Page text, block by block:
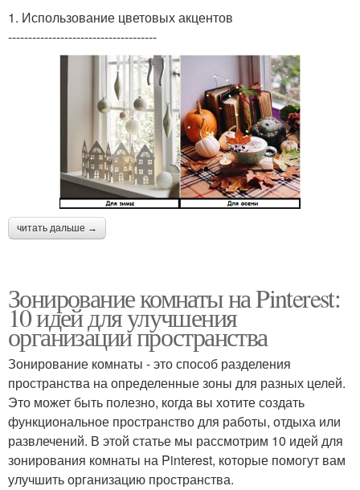
1. Использование цветовых акцентов
-------------------------------------
читать дальше →
Зонирование комнаты на Pinterest:
10 идей для улучшения
организации пространства
Зонирование комнаты - это способ разделения
пространства на определенные зоны для разных целей.
Это может быть полезно, когда вы хотите создать
функциональное пространство для работы, отдыха или
развлечений. В этой статье мы рассмотрим 10 идей для
зонирования комнаты на Pinterest, которые помогут вам
улучшить организацию пространства.